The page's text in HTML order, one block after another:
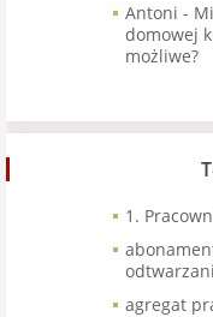
Antoni -
domowej
możliwe?
1.
agregat